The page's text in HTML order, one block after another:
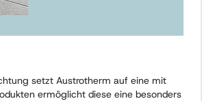
setzt Austrotherm auf eine mit
ermöglicht diese eine besonders